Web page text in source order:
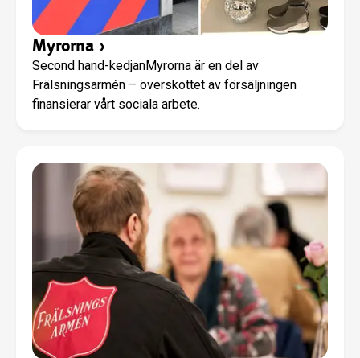
Myrorna ›
Second hand-kedjanMyrorna är en del av
Frälsningsarmén – överskottet av försäljningen
finansierar vårt sociala arbete.